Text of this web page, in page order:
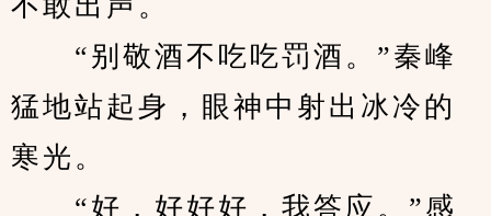
“别敬酒不吃吃罚酒。”秦峰
猛地站起身，眼神中射出冰冷的
寒光。
“好，好好好，我答应。”感